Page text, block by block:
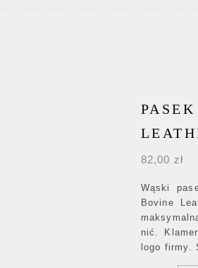
82,00 zł
Wąski
Bovine
nić.
logo firmy.